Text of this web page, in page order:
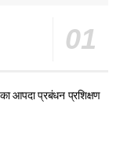
आपदा प्रबंधन प्रशिक्षण